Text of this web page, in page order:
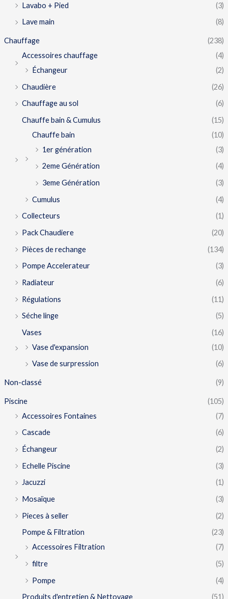
Lavabo + Pied
(3)
Lave main
(8)
Chauffage
(238)
Accessoires chauffage
(4)
Échangeur
(2)
Chaudière
(26)
Chauffage au sol
(6)
Chauffe bain & Cumulus
(15)
Chauffe bain
(10)
1er génération
(3)
2eme Génération
(4)
3eme Génération
(3)
Cumulus
(4)
Collecteurs
(1)
Pack Chaudiere
(20)
Pièces de rechange
(134)
Pompe Accelerateur
(3)
Radiateur
(6)
Régulations
(11)
Séche linge
(5)
Vases
(16)
Vase d'expansion
(10)
Vase de surpression
(6)
Non-classé (9)
Piscine
(105)
Accessoires Fontaines
(7)
Cascade
(6)
Échangeur
(2)
Echelle Piscine
(3)
Jacuzzi
(1)
Mosaïque
(3)
Pieces à seller
(2)
Pompe & Filtration
(23)
Accessoires Filtration
(7)
filtre
(5)
Pompe
(4)
Produits d'entretien & Nettoyage
(51)